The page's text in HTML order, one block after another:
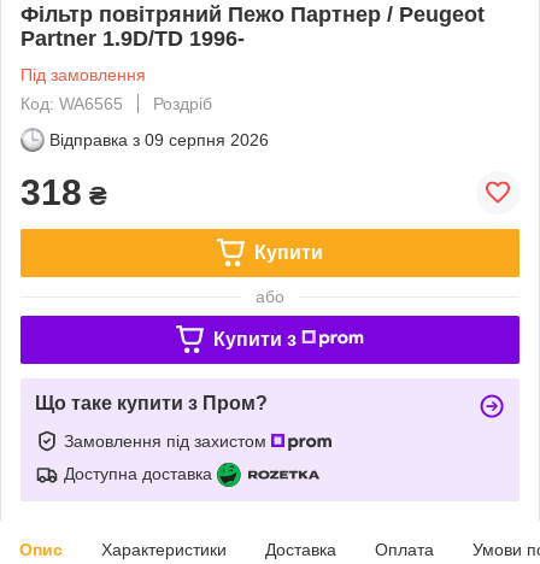
Фільтр повітряний Пежо Партнер / Peugeot
Partner 1.9D/TD 1996-
Під замовлення
Код: WA6565
Роздріб
Відправка з 09 серпня 2026
318 ₴
Купити
або
Купити з
Що таке купити з Пром?
Замовлення під захистом
Доступна доставка
Опис Характеристики Доставка Оплата Умови